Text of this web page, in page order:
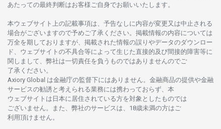
あたっての最終判断はお客様ご自身でお願いいたします。
本ウェブサイト 上の記載事項は、 予告なしに 内容が変更又は中止さ れる
場合がございますので予めご了承ください。 掲載情報の内容については
万全を期しておりますが、 掲載さ れた情報の誤りやデータのダウンロー
ド、 ウェブサイトの不具合等に よって生じた 直接的及び間接的障害等に
関し まして、 弊社は一切責任を負うものではありませんのでご
了承ください。
Axiory Global は金融庁の監督下にはありません。 金融商品の提供や金融
サービスの勧誘と 考えられる業務には携わっておらず、 本
ウェブサイトは 日本に 居住さ れている方を対象としたものでは
ございません。
また、 弊社のサービスは、18歳未満の方は ご
利用頂けません 。